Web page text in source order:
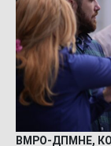
ВМРО-ДПМНЕ,